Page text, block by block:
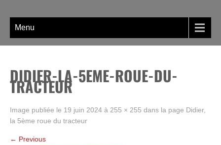
contentMenu
DIDIER-LA-5EME-ROUE-DU-
TRACTEUR
Image publiée le 19 juin 2024 à 255 × 255 dans la page Didier,
la 5ème roue du tracteur
← Previous